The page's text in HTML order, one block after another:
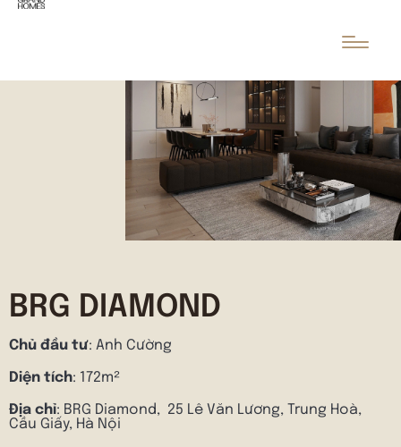
BRG DIAMOND
Chủ đầu tư: Anh Cường
Diện tích: 172m²
Địa chỉ: BRG Diamond, 25 Lê Văn Lương, Trung Hoà,
Cầu Giấy, Hà Nội